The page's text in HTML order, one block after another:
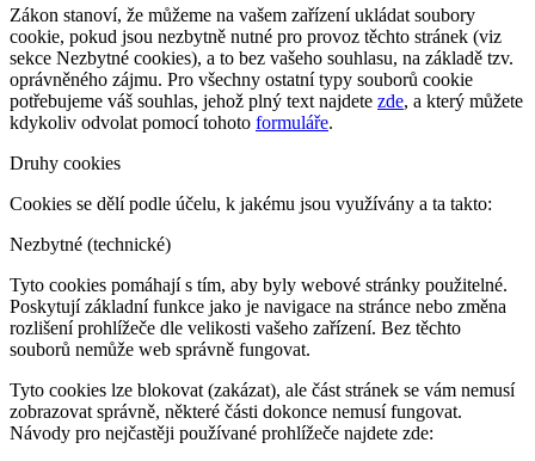
Zákon stanoví, že můžeme na vašem zařízení ukládat soubory
cookie, pokud jsou nezbytně nutné pro provoz těchto stránek (viz
sekce Nezbytné cookies), a to bez vašeho souhlasu, na základě tzv.
oprávněného zájmu. Pro všechny ostatní typy souborů cookie
potřebujeme váš souhlas, jehož plný text najdete zde, a který můžete
kdykoliv odvolat pomocí tohoto formuláře.
Druhy cookies
Cookies se dělí podle účelu, k jakému jsou využívány a ta takto:
Nezbytné (technické)
Tyto cookies pomáhají s tím, aby byly webové stránky použitelné.
Poskytují základní funkce jako je navigace na stránce nebo změna
rozlišení prohlížeče dle velikosti vašeho zařízení. Bez těchto
souborů nemůže web správně fungovat.
Tyto cookies lze blokovat (zakázat), ale část stránek se vám nemusí
zobrazovat správně, některé části dokonce nemusí fungovat.
Návody pro nejčastěji používané prohlížeče najdete zde: